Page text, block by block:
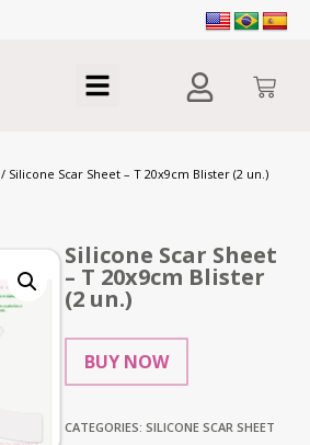
/ Silicone Scar Sheet – T 20x9cm Blister (2 un.)
Silicone Scar Sheet
– T 20x9cm Blister
(2 un.)
BUY NOW
CATEGORIES: SILICONE SCAR SHEET